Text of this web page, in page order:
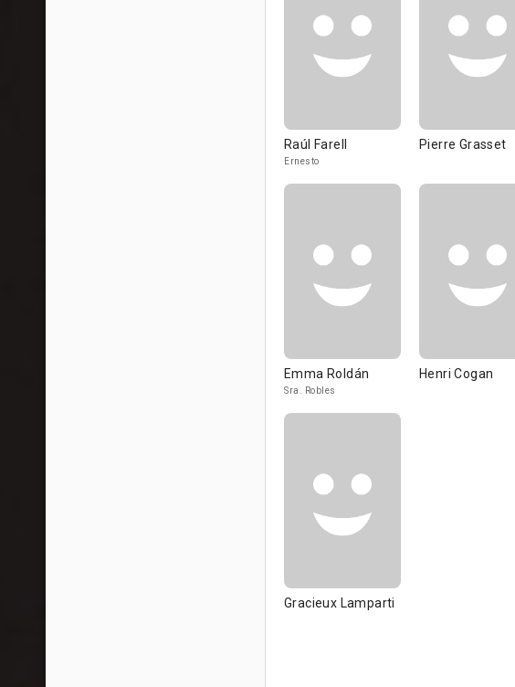
Raúl Farell
Ernesto
Pierre Grasset
Emma Roldán
Sra. Robles
Henri Cogan
Gracieux Lamparti